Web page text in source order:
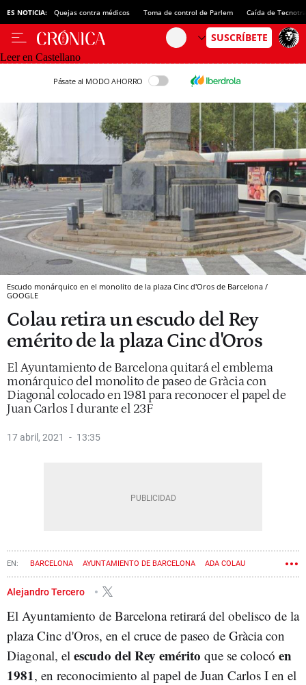
ES NOTICIA: Quejas contra médicos Toma de control de Parlem Caída de
Leer en Castellano
Pásate al MODO AHORRO
Escudo monárquico en el monolito de la plaza Cinc d'Oros de Barcelona /
GOOGLE
Colau retira un escudo del Rey
emérito de la plaza Cinc d'Oros
El Ayuntamiento de Barcelona quitará el emblema
monárquico del monolito de paseo de Gràcia con
Diagonal colocado en 1981 para reconocer el papel de
Juan Carlos I durante el 23F
17 abril, 2021 13:35
BARCELONA AYUNTAMIENTO DE BARCELONA ADA COLAU
MONARQUÍA JUAN CARLOS I
Alejandro Tercero
El Ayuntamiento de Barcelona retirará del obelisco de la
plaza Cinc d'Oros, en el cruce de paseo de Gràcia con
Diagonal, el escudo del Rey emérito que se colocó en
1981, en reconocimiento al papel de Juan Carlos I en el